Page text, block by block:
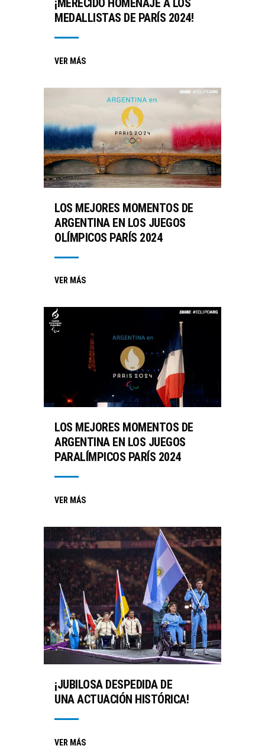
¡MERECIDO HOMENAJE A LOS
MEDALLISTAS DE PARÍS 2024!
VER MÁS
LOS MEJORES MOMENTOS DE
ARGENTINA EN LOS JUEGOS
OLÍMPICOS PARÍS 2024
VER MÁS
LOS MEJORES MOMENTOS DE
ARGENTINA EN LOS JUEGOS
PARALÍMPICOS PARÍS 2024
VER MÁS
¡JUBILOSA DESPEDIDA DE
UNA ACTUACIÓN HISTÓRICA!
VER MÁS